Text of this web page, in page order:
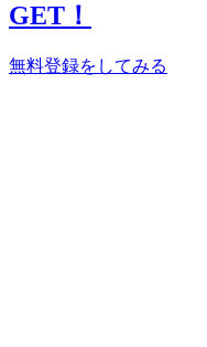
GET！
無料登録をしてみる